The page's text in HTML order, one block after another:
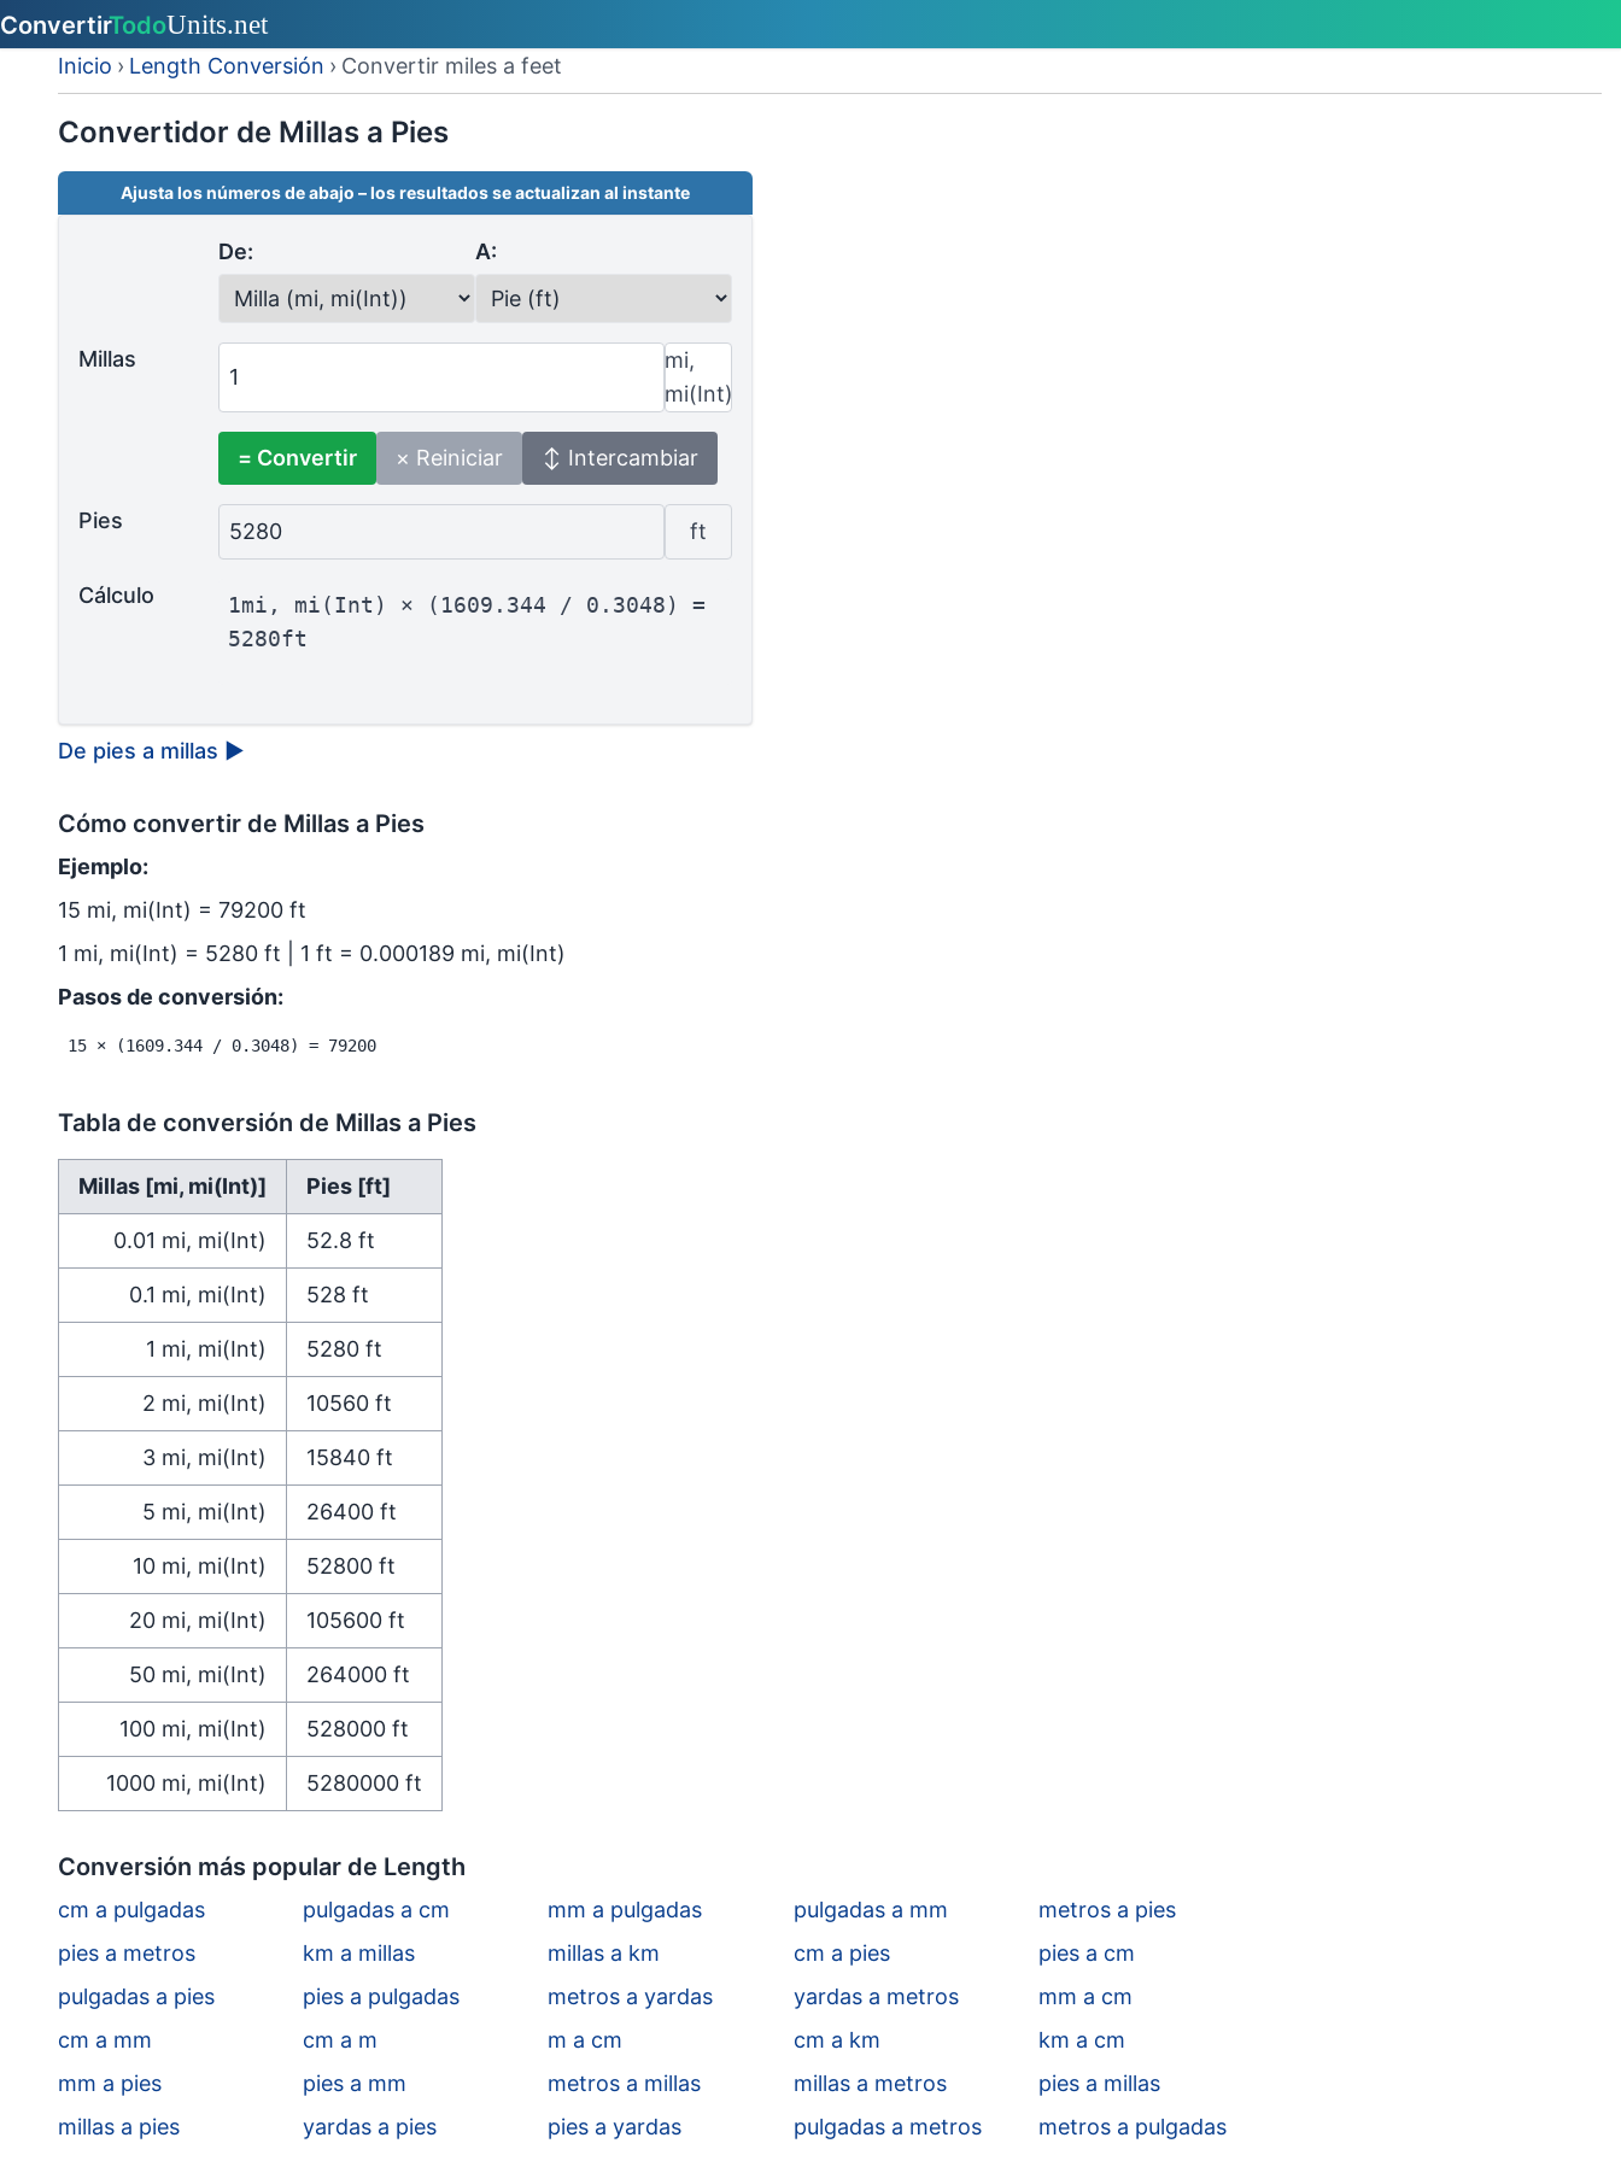
Inicio › Length Conversión › Convertir miles a feet
Convertidor de Millas a Pies
Ajusta los números de abajo – los resultados se actualizan al instante
De: A:
Millas
mi,
mi(Int)
= Convertir × Reiniciar ↕ Intercambiar
Pies 5280 ft
Cálculo
1mi, mi(Int) × (1609.344 / 0.3048) =
5280ft
De pies a millas ▶
Cómo convertir de Millas a Pies
Ejemplo:
15 mi, mi(Int) = 79200 ft
1 mi, mi(Int) = 5280 ft | 1 ft = 0.000189 mi, mi(Int)
Pasos de conversión:
15 × (1609.344 / 0.3048) = 79200
Tabla de conversión de Millas a Pies
Millas [mi, mi(Int)] Pies [ft]
0.01 mi, mi(Int) 52.8 ft
0.1 mi, mi(Int) 528 ft
1 mi, mi(Int) 5280 ft
2 mi, mi(Int) 10560 ft
3 mi, mi(Int) 15840 ft
5 mi, mi(Int) 26400 ft
10 mi, mi(Int) 52800 ft
20 mi, mi(Int) 105600 ft
50 mi, mi(Int) 264000 ft
100 mi, mi(Int) 528000 ft
1000 mi, mi(Int) 5280000 ft
Conversión más popular de Length
cm a pulgadas pulgadas a cm mm a pulgadas pulgadas a mm
metros a pies
pies a metros
km a millas millas a km cm a pies
pies a cm
pulgadas a pies
pies a pulgadas metros a yardas yardas a metros
mm a cm
cm a mm
cm a m m a cm cm a km
km a cm
mm a pies
pies a mm metros a millas millas a metros
pies a millas
millas a pies
yardas a pies pies a yardas pulgadas a metros
metros a pulgadas